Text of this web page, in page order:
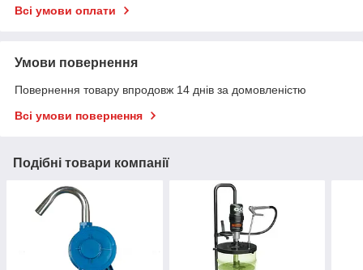
Всі умови оплати
Умови повернення
Повернення товару впродовж 14 днів за домовленістю
Всі умови повернення
Подібні товари компанії